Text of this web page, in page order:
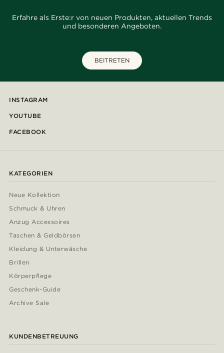
Erfahre als Erste:r von neuen Produkten, aktuellen Trends
und besonderen Angeboten.
BEITRETEN
INSTAGRAM
YOUTUBE
FACEBOOK
KATEGORIEN
Neue Kollektion
Schmuck & Uhren
Anzug Accessoires
Taschen & Geldbörsen
Kleidung & Unterwäsche
Brillen
Körperpflege
Geschenk-Guide
Archive Sale
KUNDENBETREUUNG